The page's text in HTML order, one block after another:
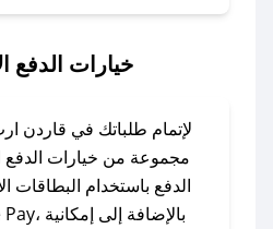
الرسائل الخاصة على
وسنقوم بحل
خيارات الدفع
لإتمام طلباتك في قاردن
مجموعة من خيارات الدفع
الدفع باستخدام البطاقات